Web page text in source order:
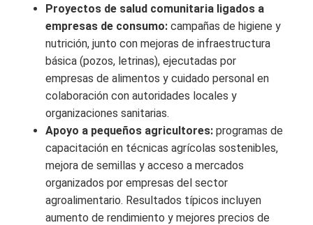
Proyectos de salud comunitaria ligados a
empresas de consumo: campañas de higiene y
nutrición, junto con mejoras de infraestructura
básica (pozos, letrinas), ejecutadas por
empresas de alimentos y cuidado personal en
colaboración con autoridades locales y
organizaciones sanitarias.
Apoyo a pequeños agricultores: programas de
capacitación en técnicas agrícolas sostenibles,
mejora de semillas y acceso a mercados
organizados por empresas del sector
agroalimentario. Resultados típicos incluyen
aumento de rendimiento y mejores precios de